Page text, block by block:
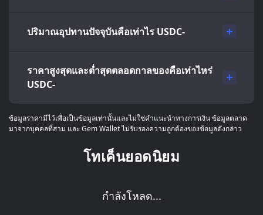
ปริมาณอุปทานปัจจุบันคือเท่าไร USDC-
ราคาสูงสุดและต่ำสุดตลอดกาลของคือเท่าไหร่
USDC-
ข้อมูลราคามีไว้เพื่อเป็นข้อมูลเท่านั้นและไม่ใช่คำแนะนำทางการเงิน ข้อมูลตลาด
มาจากบุคคลที่สาม และ Gem Wallet ไม่รับรองความถูกต้องของข้อมูลดังกล่าว
โทเค็นยอดนิยม
กำลังโหลด...